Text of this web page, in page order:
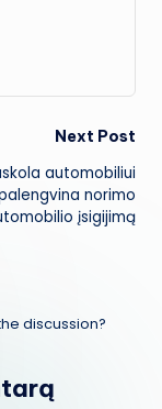
Next Post
automobiliui
norimo
įsigijimą
discussion?